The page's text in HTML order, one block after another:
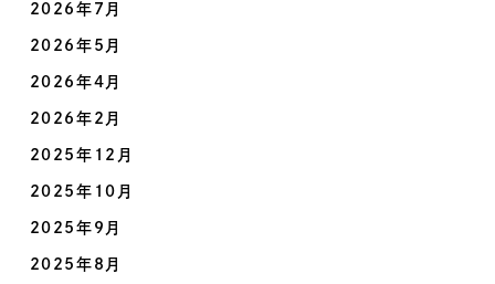
2026年7月
2026年5月
2026年4月
2026年2月
2025年12月
2025年10月
2025年9月
2025年8月